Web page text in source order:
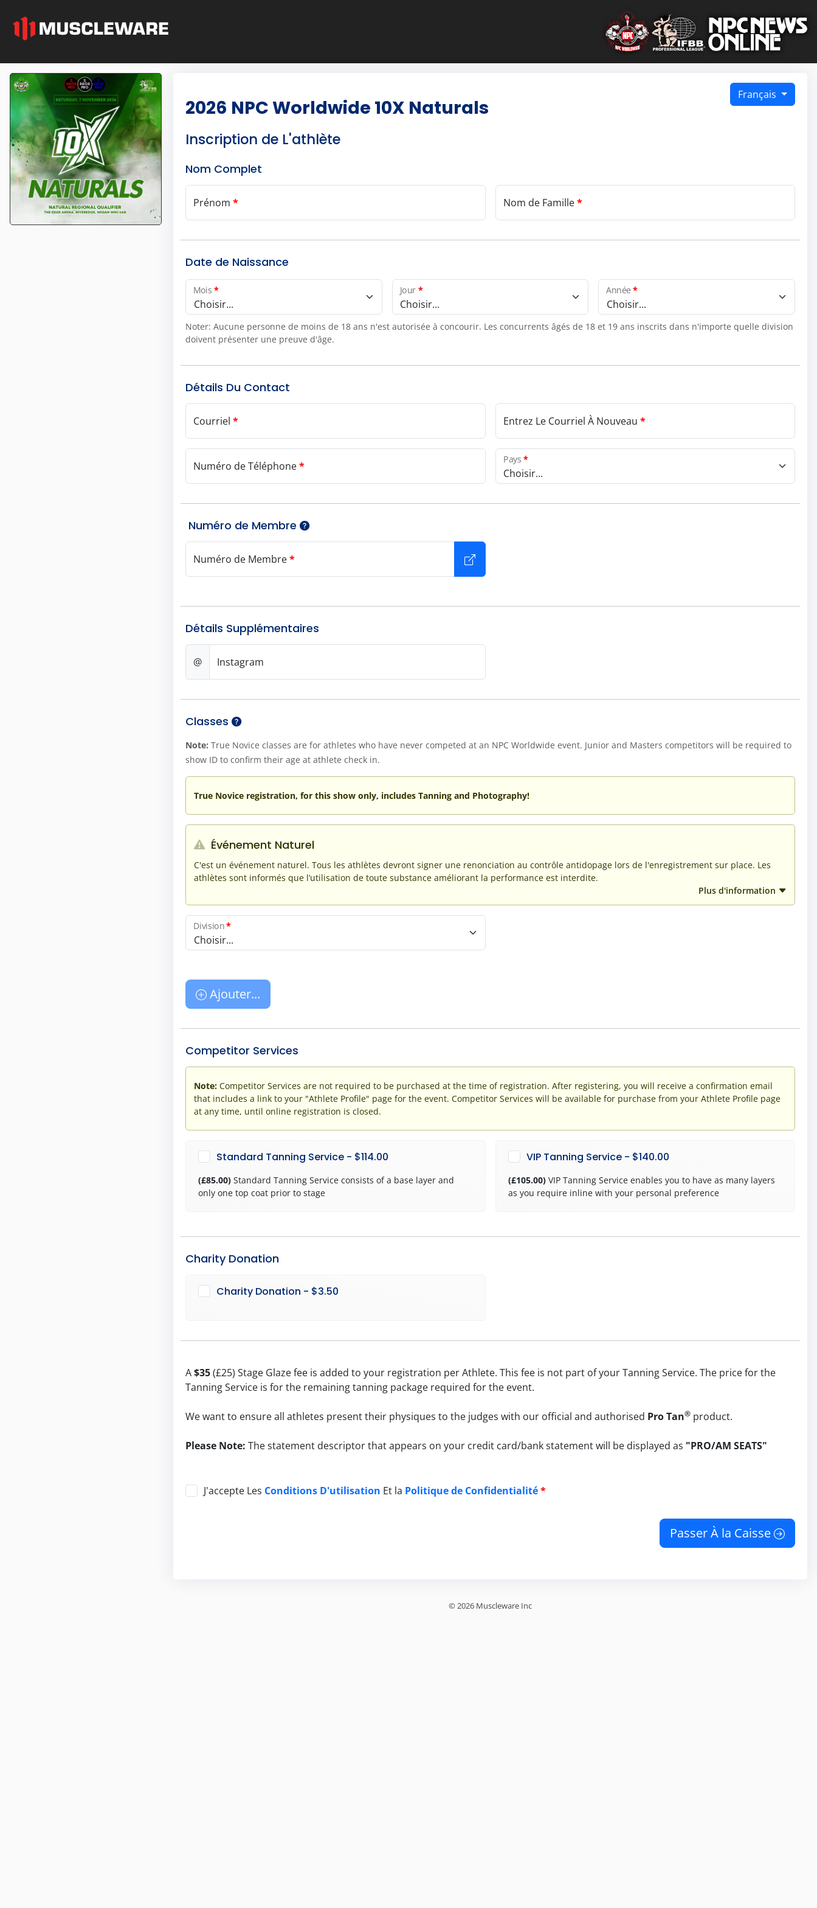
Français
2026 NPC Worldwide 10X Naturals
Inscription de L'athlète
Nom Complet
Prénom * Nom de Famille*
Date de Naissance
Choisir...
Mois*
Choisir...
Jour *
Choisir...
Année*
Noter: Aucune personne de moins de 18 ans n'est autorisée à concourir. Les concurrents âgés de 18 et 19 ans inscrits dans n'importe quelle division
doivent présenter une preuve d'âge.
Détails Du Contact
Courriel * Entrez Le Courriel À Nouveau *
Numéro de Téléphone*
Choisir...
Pays *
Numéro de Membre
Numéro de Membre*
Détails Supplémentaires
@ Instagram
Classes
Note: True Novice classes are for athletes who have never competed at an NPC Worldwide event. Junior and Masters competitors will be required to
show ID to confirm their age at athlete check in.
True Novice registration, for this show only, includes Tanning and Photography!
Événement Naturel
C'est un événement naturel. Tous les athlètes devront signer une renonciation au contrôle antidopage lors de l'enregistrement sur place. Les
athlètes sont informés que l’utilisation de toute substance améliorant la performance est interdite.
Plus d'information
Choisir...
Division*
Ajouter...
Competitor Services
Note:Competitor Services are not required to be purchased at the time of registration. After registering, you will receive a confirmation email
that includes a link to your "Athlete Profile" page for the event. Competitor Services will be available for purchase from your Athlete Profile page
at any time, until online registration is closed.
Standard Tanning Service - $114.00
(£85.00) Standard Tanning Service consists of a base layer and
only one top coat prior to stage
VIP Tanning Service - $140.00
(£105.00)VIP Tanning Service enables you to have as many layers
as you require inline with your personal preference
Charity Donation
Charity Donation - $3.50
A$35(£25) Stage Glaze fee is added to your registration per Athlete. This fee is not part of your Tanning Service. The price for the
Tanning Service is for the remaining tanning package required for the event.
We want to ensure all athletes present their physiques to the judges with our official and authorised Pro Tan® product.
Please Note: The statement descriptor that appears on your credit card/bank statement will be displayed as "PRO/AM SEATS"
J'accepte Les Conditions D'utilisation Et la Politique de Confidentialité*
Passer À la Caisse
© 2026 Muscleware Inc